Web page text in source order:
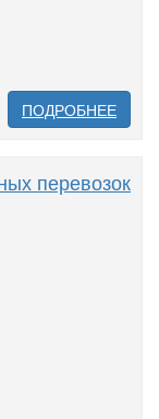
ПОДРОБНЕЕ
перевозок